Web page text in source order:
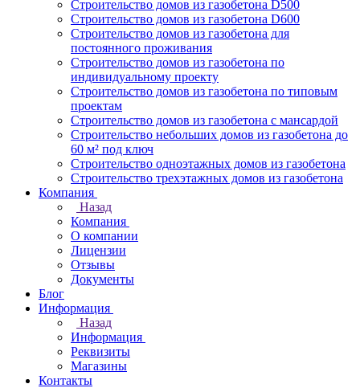
Строительство домов из газобетона D500
Строительство домов из газобетона D600
Строительство домов из газобетона для
постоянного проживания
Строительство домов из газобетона по
индивидуальному проекту
Строительство домов из газобетона по типовым
проектам
Строительство домов из газобетона с мансардой
Строительство небольших домов из газобетона до
60 м² под ключ
Строительство одноэтажных домов из газобетона
Строительство трехэтажных домов из газобетона
Компания
Назад
Компания
О компании
Лицензии
Отзывы
Документы
Блог
Информация
Назад
Информация
Реквизиты
Магазины
Контакты